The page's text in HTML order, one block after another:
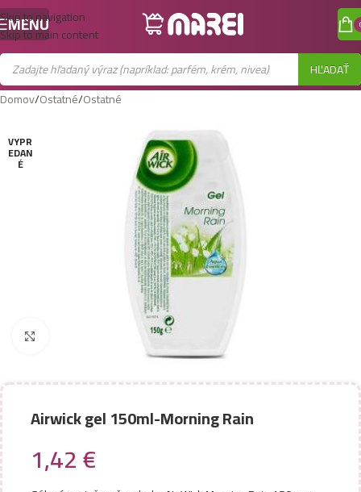
Skip to navigation
Skip to main content
MENU
HĽADAŤ
Domov/Ostatné/Ostatné
VYPR
EDAN
É
Zobraziť väčší obrázok
Airwick gel 150ml-Morning Rain
1,42€